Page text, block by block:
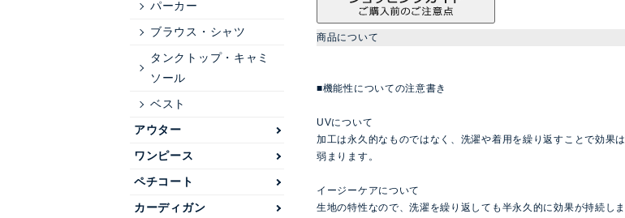
パーカー
ブラウス・シャツ
タンクトップ・キャミ
ソール
ベスト
アウター
ワンピース
ペチコート
カーディガン
商品について
■機能性についての注意書き
UVについて
加工は永久的なものではなく、洗濯や着用を繰り返すことで効果は
弱まります。
イージーケアについて
生地の特性なので、洗濯を繰り返しても半永久的に効果が持続しま